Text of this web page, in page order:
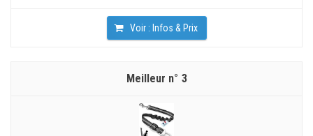
Voir : Infos & Prix
3